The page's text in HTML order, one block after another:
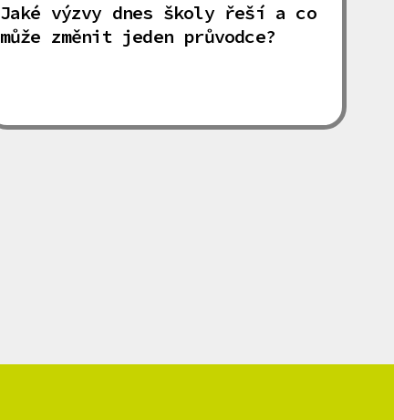
Jaké výzvy dnes školy řeší a co
může změnit jeden průvodce?